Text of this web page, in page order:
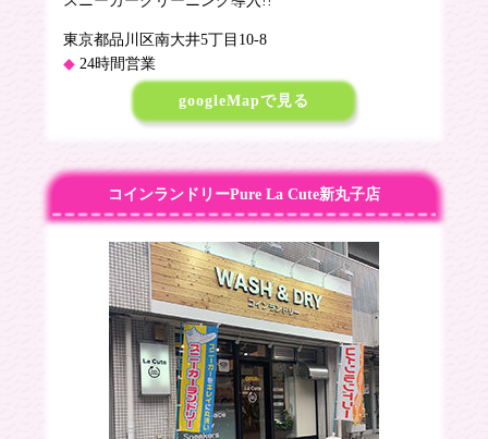
東京都品川区南大井5丁目10-8
24時間営業
googleMapで見る
コインランドリーPure La Cute新丸子店